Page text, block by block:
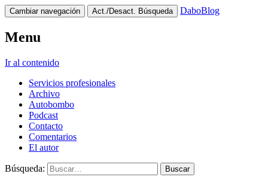
Cambiar navegación Act./Desact. Búsqueda DaboBlog
Menu
Ir al contenido
Servicios profesionales
Archivo
Autobombo
Podcast
Contacto
Comentarios
El autor
Búsqueda: